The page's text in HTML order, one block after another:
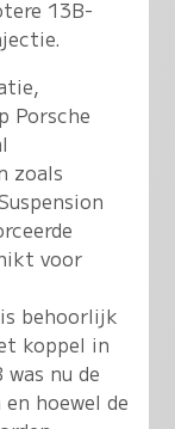
13B-
Porsche
zoals
voor
behoorlijk
koppel in
nu de
hoewel de